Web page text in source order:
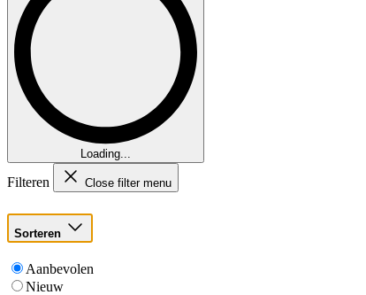
Loading...
Filteren Close filter menu
Sorteren
Aanbevolen
Nieuw